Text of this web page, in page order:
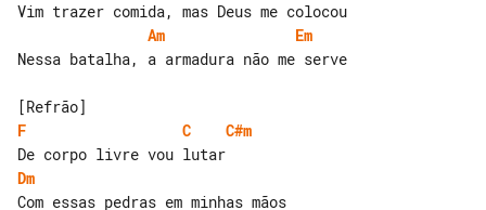
Am
Em
Nessa batalha, a armadura não me serve
F
C
C#m
Dm